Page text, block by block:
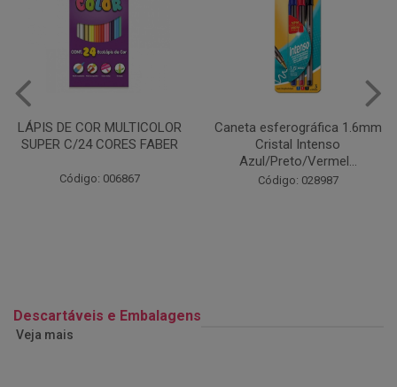
Caneta esferográfica 1.6mm
Cristal Intenso
Código: 028987
COLA EM BASTÃO 40G - LEO
& LEO
Código: 028164
Descartáveis e Embalagens
Veja mais